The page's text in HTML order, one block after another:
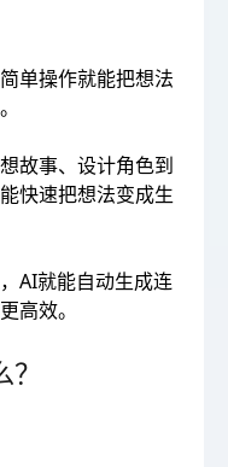
单操作就能把想法
故事、设计角色到
快速把想法变成生
AI就能自动生成连
高效。